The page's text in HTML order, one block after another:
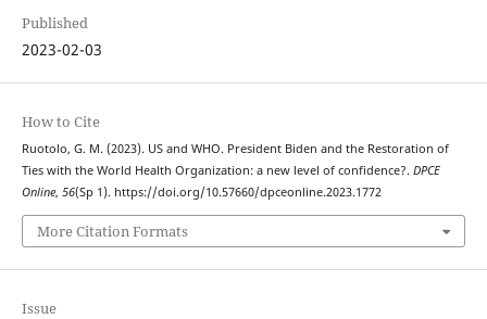
Published
2023-02-03
How to Cite
Ruotolo, G. M. (2023). US and WHO. President Biden and the Restoration of
Ties with the World Health Organization: a new level of confidence?. DPCE
Online, 56(Sp 1). https://doi.org/10.57660/dpceonline.2023.1772
More Citation Formats
Issue